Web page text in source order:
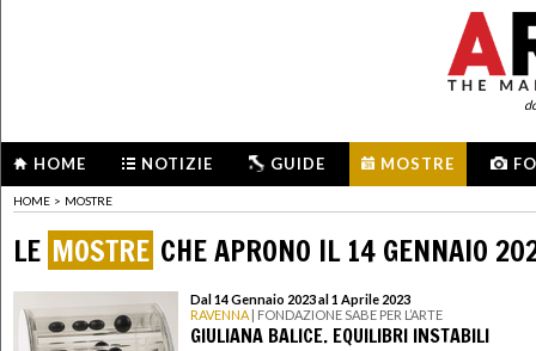
HOME NOTIZIE GUIDE MOSTRE
HOME > MOSTRE
LE MOSTRE CHE APRONO IL 14 GENNAIO
Dal 14 Gennaio 2023 al 1 Aprile 2023
RAVENNA | FONDAZIONE SABE PER L’ARTE
GIULIANA BALICE. EQUILIBRI INSTABILI